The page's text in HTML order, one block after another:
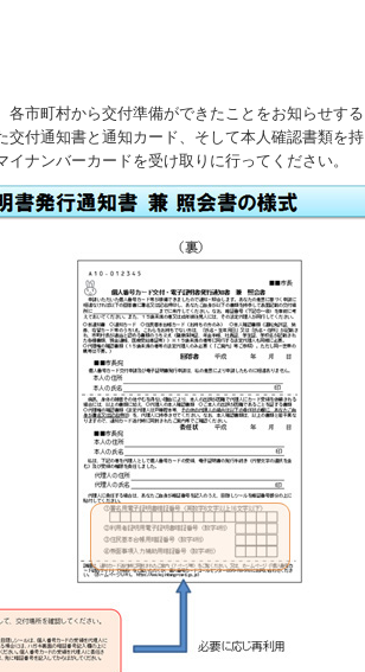
市町村から交付準備ができたことをお知らせする
付通知書と通知カード、そして本人確認書類を持
ナンバーカードを受け取りに行ってください。